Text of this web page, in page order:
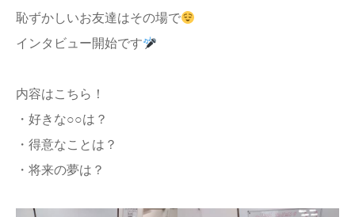
恥ずかしいお友達はその場で
インタビュー開始です
内容はこちら！
・好きな○○は？
・得意なことは？
・将来の夢は？